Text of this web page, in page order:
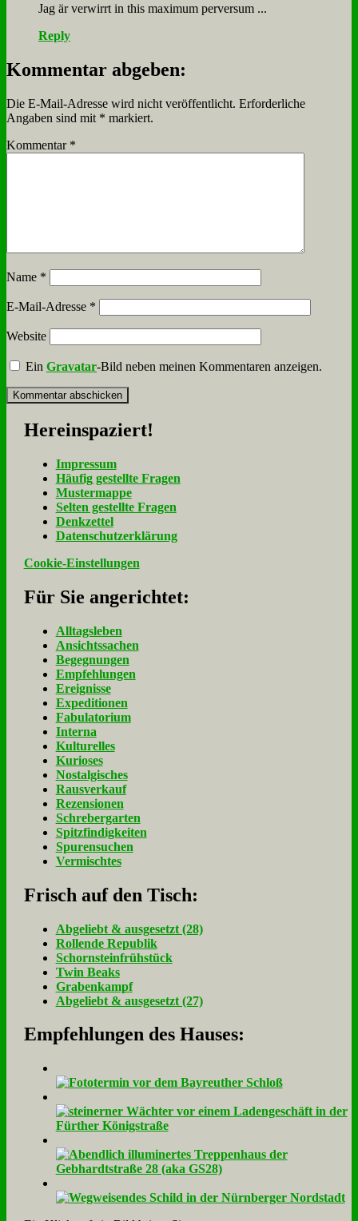
Jag är ver­wirrt in this ma­xi­mum per­ver­sum ...
Reply
Kommentar abgeben:
Die E-Mail-Adresse wird nicht veröffentlicht. Erforderliche
Angaben sind mit * markiert.
Kommentar *
Name *
E-Mail-Adresse *
Website
EinGravatar-Bild neben meinen Kommentaren anzeigen.
Her­ein­spa­ziert!
Im­pres­sum
Häu­fig ge­stell­te Fra­gen
Mu­ster­map­pe
Sel­ten ge­stell­te Fra­gen
Denk­zet­tel
Da­ten­schutz­er­klä­rung
Cookie-Einstellungen
Für Sie an­ge­rich­tet:
Alltagsleben
Ansichtssachen
Begegnungen
Empfehlungen
Ereignisse
Expeditionen
Fabulatorium
Interna
Kulturelles
Kurioses
Nostalgisches
Rausverkauf
Rezensionen
Schrebergarten
Spitzfindigkeiten
Spurensuchen
Vermischtes
Frisch auf den Tisch:
Ab­ge­liebt & aus­ge­setzt (28)
Rol­len­de Re­pu­blik
Schorn­stein­früh­stück
Twin Beaks
Gra­ben­kampf
Ab­ge­liebt & aus­ge­setzt (27)
Empfehlungen des Hauses: